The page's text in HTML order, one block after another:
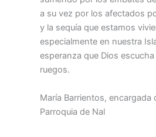
a su vez por los afectados
y la sequía que estamos
especialmente en nuestra
esperanza que Dios
ruegos.
María Barrientos, encargada
Parroquia de Nal